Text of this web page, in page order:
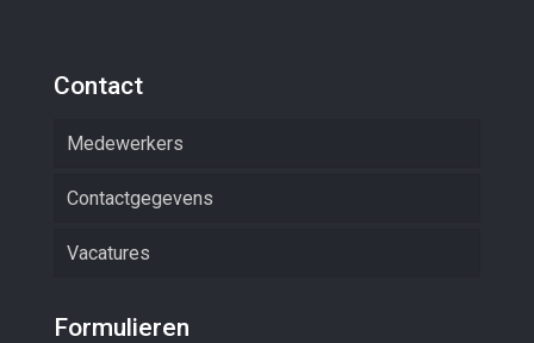
Contact
Medewerkers
Contactgegevens
Vacatures
Formulieren